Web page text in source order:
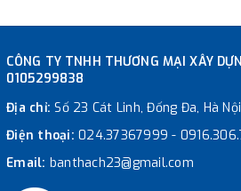
CÔNG TY TNHH THƯƠNG MẠI XÂY
0105299838
Địa chỉ:Số 23 Cát Linh, Đống Đa, Hà
Điện thoại: 024.37367999 -
Email: banthach23@gmail.com